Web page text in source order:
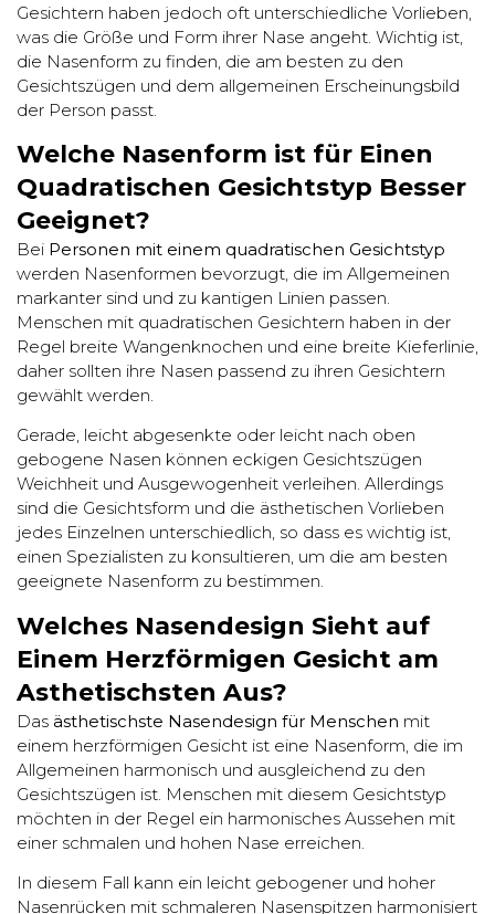
Gesichtern haben jedoch oft unterschiedliche Vorlieben,
was die Größe und Form ihrer Nase angeht. Wichtig ist,
die Nasenform zu finden, die am besten zu den
Gesichtszügen und dem allgemeinen Erscheinungsbild
der Person passt.
Welche Nasenform ist für Einen
Quadratischen Gesichtstyp Besser
Geeignet?
Bei Personen mit einem quadratischen Gesichtstyp
werden Nasenformen bevorzugt, die im Allgemeinen
markanter sind und zu kantigen Linien passen.
Menschen mit quadratischen Gesichtern haben in der
Regel breite Wangenknochen und eine breite Kieferlinie,
daher sollten ihre Nasen passend zu ihren Gesichtern
gewählt werden.
Gerade, leicht abgesenkte oder leicht nach oben
gebogene Nasen können eckigen Gesichtszügen
Weichheit und Ausgewogenheit verleihen. Allerdings
sind die Gesichtsform und die ästhetischen Vorlieben
jedes Einzelnen unterschiedlich, so dass es wichtig ist,
einen Spezialisten zu konsultieren, um die am besten
geeignete Nasenform zu bestimmen.
Welches Nasendesign Sieht auf
Einem Herzförmigen Gesicht am
Asthetischsten Aus?
Das ästhetischste Nasendesign für Menschen mit
einem herzförmigen Gesicht ist eine Nasenform, die im
Allgemeinen harmonisch und ausgleichend zu den
Gesichtszügen ist. Menschen mit diesem Gesichtstyp
möchten in der Regel ein harmonisches Aussehen mit
einer schmalen und hohen Nase erreichen.
In diesem Fall kann ein leicht gebogener und hoher
Nasenrücken mit schmaleren Nasenspitzen harmonisiert